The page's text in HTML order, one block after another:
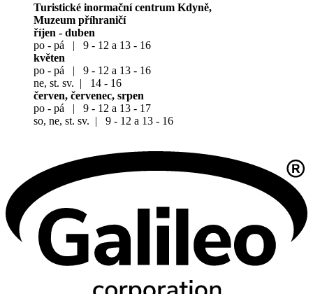
Turistické inormační centrum Kdyně,
Muzeum příhraničí
říjen - duben
po - pá | 9 - 12 a 13 - 16
květen
po - pá | 9 - 12 a 13 - 16
ne, st. sv. | 14 - 16
červen, červenec, srpen
po - pá | 9 - 12 a 13 - 17
so, ne, st. sv. | 9 - 12 a 13 - 16